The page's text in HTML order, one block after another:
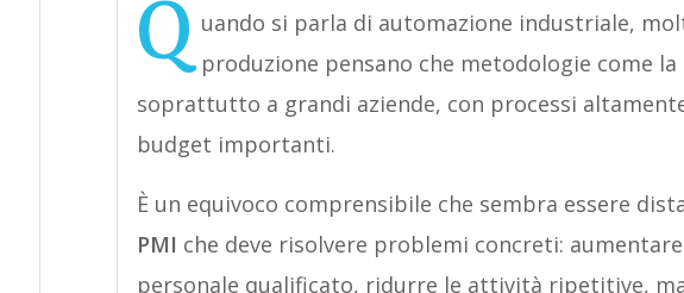
Q uando si parla di automazione industriale,
produzione pensano che metodologie come la
soprattutto a grandi aziende, con processi
budget importanti.
È un equivoco comprensibile che sembra essere
PMI che deve risolvere problemi concreti:
personale qualificato, ridurre le attività ripetitive,